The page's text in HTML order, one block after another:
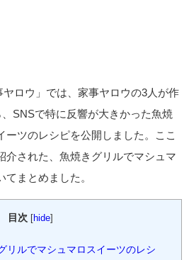
ヤロウ」では、家事ヤロウの3人が作
SNSで特に反響が大きかった魚焼
ーツのレシピを公開しました。ここ
介された、魚焼きグリルでマシュマ
てまとめました。
目次 [hide]
リルでマシュマロスイーツのレシ